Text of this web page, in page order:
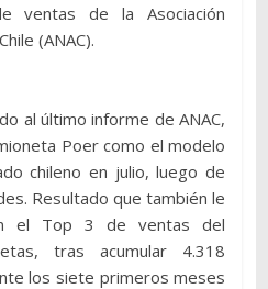
ventas de la Asociación
(ANAC).
al último informe de ANAC,
Poer como el modelo
chileno en julio, luego de
Resultado que también le
el Top 3 de ventas del
tras acumular 4.318
los siete primeros meses